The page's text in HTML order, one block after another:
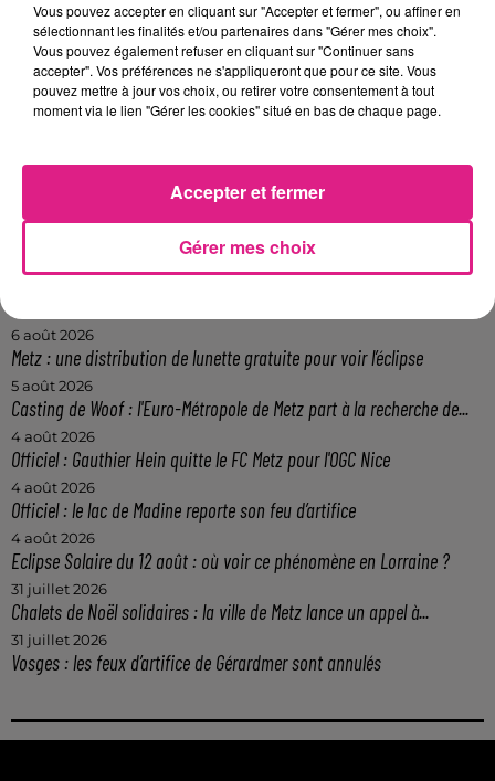
masquer. Certains comme Tristan vont m�me
jusqu'� esp�rer "rater le bac pour ne pas me
retrouver sans rien" . Mais pas de panique,
Parcoursup a ouvert une phase compl�mentaire
Joris CROLBOIS Cr�dit photo : Tout Metz
FIL ACTUS
6 août 2026
Metz : une distribution de lunette gratuite pour voir l’éclipse
5 août 2026
Casting de Woof : l'Euro-Métropole de Metz part à la recherche de...
4 août 2026
Officiel : Gauthier Hein quitte le FC Metz pour l'OGC Nice
4 août 2026
Officiel : le lac de Madine reporte son feu d’artifice
4 août 2026
Eclipse Solaire du 12 août : où voir ce phénomène en Lorraine ?
31 juillet 2026
Chalets de Noël solidaires : la ville de Metz lance un appel à...
31 juillet 2026
Vosges : les feux d’artifice de Gérardmer sont annulés
Vous pouvez accepter en cliquant sur "Accepter et fermer", ou affiner en
sélectionnant les finalités et/ou partenaires dans "Gérer mes choix".
Vous pouvez également refuser en cliquant sur "Continuer sans
accepter". Vos préférences ne s'appliqueront que pour ce site. Vous
pouvez mettre à jour vos choix, ou retirer votre consentement à tout
moment via le lien "Gérer les cookies" situé en bas de chaque page.
Gérer mes choix
Accepter et fermer